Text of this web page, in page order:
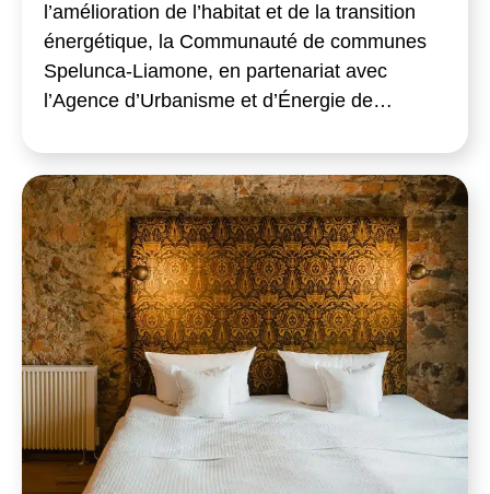
l’amélioration de l’habitat et de la transition
énergétique, la Communauté de communes
Spelunca-Liamone, en partenariat avec
l’Agence d’Urbanisme et d’Énergie de…